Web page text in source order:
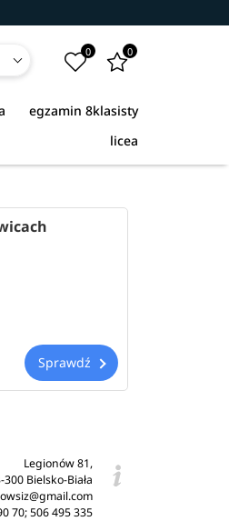
0 0
egzamin 8klasisty
licea
Sprawdź
Legionów 81,
300 Bielsko-Biała
70; 506 495 335